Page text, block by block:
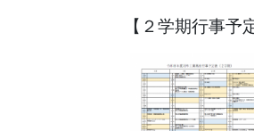
【２学期行事予